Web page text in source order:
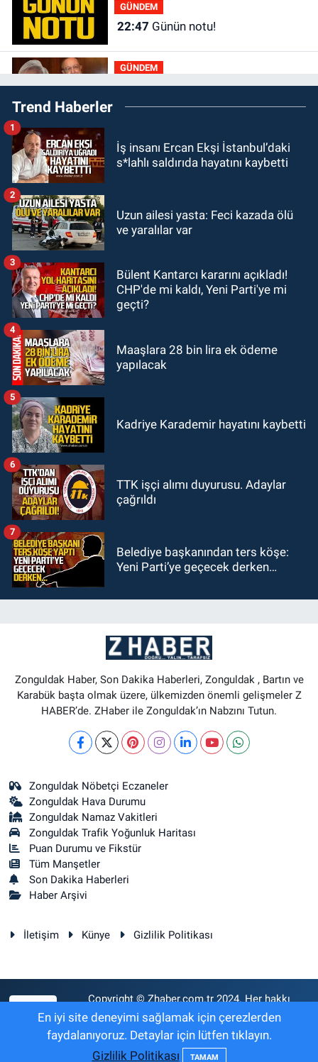
GÜNDEM
22:47 Günün notu!
GÜNDEM
22:01Gülden Tanyeri hayatını
kaybetti
21:22Savaş Çiloğlu ve yönetimi
Başkan Köksal Tunçtürk’ü kutladı
21:05Öğretmenlere Milli Eğitim
GÜNDEM
19:34Zonguldakspor Bolu'da 3
hazırlık maçı oynayacak... İşte
Trend Haberler
İş insanı Ercan Ekşi İstanbul’daki
s*lahlı saldırıda hayatını kaybetti
1
Uzun ailesi yasta: Feci kazada ölü
ve yaralılar var
2
Bülent Kantarcı kararını açıkladı!
CHP'de mi kaldı, Yeni Parti'ye mi
geçti?
3
Maaşlara 28 bin lira ek ödeme
yapılacak
4
Kadriye Karademir hayatını kaybetti
5
TTK işçi alımı duyurusu. Adaylar
çağrıldı
6
Belediye başkanından ters köşe:
Yeni Parti’ye geçecek derken…
7
Zonguldak Haber, Son Dakika Haberleri, Zonguldak , Bartın ve
Karabük başta olmak üzere, ülkemizden önemli gelişmeler Z
HABER’de. ZHaber ile Zonguldak’ın Nabzını Tutun.
Zonguldak Nöbetçi Eczaneler
Zonguldak Hava Durumu
Zonguldak Namaz Vakitleri
Zonguldak Trafik Yoğunluk Haritası
Puan Durumu ve Fikstür
Tüm Manşetler
Son Dakika Haberleri
Haber Arşivi
İletişim Künye Gizlilik Politikası
Copyright © Zhaber.com.tr 2024. Her hakkı
saklıdır.
Haber Yazılımı:TE Bilişim
En iyi site deneyimi sağlamak için çerezlerden
faydalanıyoruz. Detaylar için lütfen tıklayın.
Gizlilik Politikası
TAMAM